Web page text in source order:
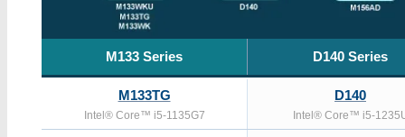
M133 Series D140 Series
M133TG D140
Intel® Core™ i5-­1135G7 Intel® Core™ i5-